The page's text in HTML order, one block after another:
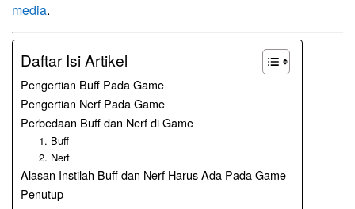
media.
Daftar Isi Artikel
Pengertian Buff Pada Game
Pengertian Nerf Pada Game
Perbedaan Buff dan Nerf di Game
1. Buff
2. Nerf
Alasan Instilah Buff dan Nerf Harus Ada Pada Game
Penutup